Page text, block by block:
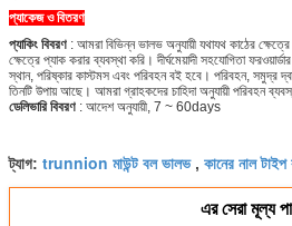
প্যাকেজ ও বিতরণ
প্যাকিং বিবরণ : আমরা বিভিন্ন ভালভ অনুযায়ী যথাযথ কাঠের ক্ষেত্রে
ক্ষেত্রে প্যাক করার ব্যবস্থা করি। দীর্ঘমেয়াদী সহযোগিতা
স্থান, পরিষ্কার কাস্টমস এবং পরিবহন বই হবে। পরিবহন, সমুদ্র
তিনটি উপায় আছে। আমরা গ্রাহকদের চাহিদা অনুযায়ী পরিবহন
ডেলিভারি বিবরণ : আদেশ অনুযায়ী, 7 ~ 60days
ট্যাগ: trunnion মাউন্ট বল ভালভ, কানের নাল
এর সেরা মূল্য